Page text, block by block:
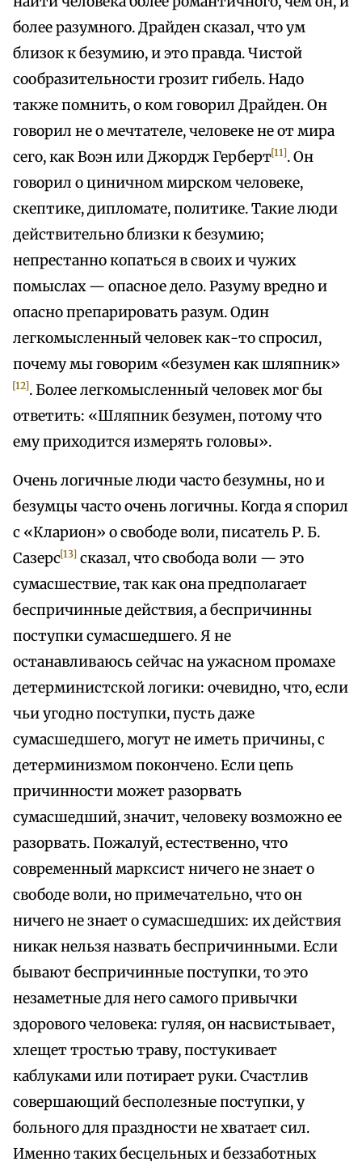
более разумного. Драйден сказал, что ум
близок к безумию, и это правда. Чистой
сообразительности грозит гибель. Надо
также помнить, о ком говорил Драйден. Он
говорил не о мечтателе, человеке не от мира
сего, как Воэн или Джордж Герберт[11]. Он
говорил о циничном мирском человеке,
скептике, дипломате, политике. Такие люди
действительно близки к безумию;
непрестанно копаться в своих и чужих
помыслах — опасное дело. Разуму вредно и
опасно препарировать разум. Один
легкомысленный человек как-то спросил,
почему мы говорим «безумен как шляпник»
[12]. Более легкомысленный человек мог бы
ответить: «Шляпник безумен, потому что
ему приходится измерять головы».
Очень логичные люди часто безумны, но и
безумцы часто очень логичны. Когда я спорил
с «Кларион» о свободе воли, писатель Р. Б.
Сазерс[13] сказал, что свобода воли — это
сумасшествие, так как она предполагает
беспричинные действия, а беспричинны
поступки сумасшедшего. Я не
останавливаюсь сейчас на ужасном промахе
детерминистской логики: очевидно, что, если
чьи угодно поступки, пусть даже
сумасшедшего, могут не иметь причины, с
детерминизмом покончено. Если цепь
причинности может разорвать
сумасшедший, значит, человеку возможно ее
разорвать. Пожалуй, естественно, что
современный марксист ничего не знает о
свободе воли, но примечательно, что он
ничего не знает о сумасшедших: их действия
никак нельзя назвать беспричинными. Если
бывают беспричинные поступки, то это
незаметные для него самого привычки
здорового человека: гуляя, он насвистывает,
хлещет тростью траву, постукивает
каблуками или потирает руки. Счастлив
совершающий бесполезные поступки, у
больного для праздности не хватает сил.
Именно таких бесцельных и беззаботных